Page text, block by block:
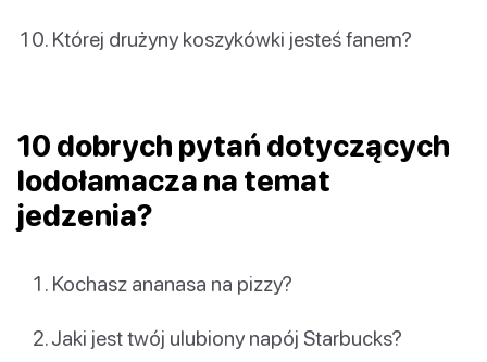
Której drużyny koszykówki jesteś fanem?
10 dobrych pytań dotyczących
lodołamacza na temat
jedzenia?
Kochasz ananasa na pizzy?
Jaki jest twój ulubiony napój Starbucks?